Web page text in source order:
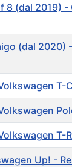
8 (dal 2019) -
(dal 2020)
T-
T-
Up! -